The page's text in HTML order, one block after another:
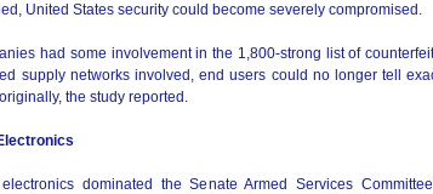
United States security could become severely compromised.
had some involvement in the 1,800-strong list of
supply networks involved, end users could no longer tell
the study reported.
dominated the Senate Armed Services